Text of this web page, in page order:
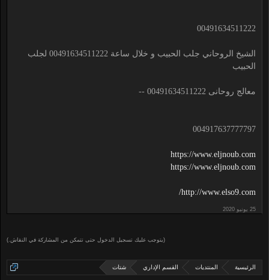
00491634511222
الشيخ الروحاني جلب الحبيب و خلال ساعة 00491634511222 لجلب
الحبيب
معالج روحانى 00491634511222 --
004917637777797
https://www.eljnoub.com
https://www.eljnoub.com
http://www.elso9.com/
(يتوجب عليك تسجيل الدخول حتى تتمكن من المشاركة في النقاش.)
الرئيسية المنتديات القسم الإداري شتات